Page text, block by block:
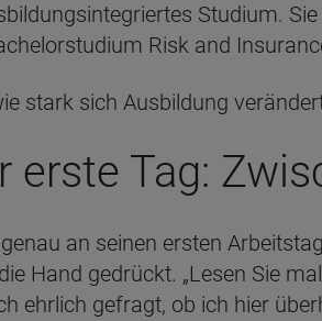
Studium.
Risk and
stark sich Ausbildung
erste Tag:
an seinen ersten
Hand gedrückt. „Lesen Sie
ehrlich gefragt, ob ich hier